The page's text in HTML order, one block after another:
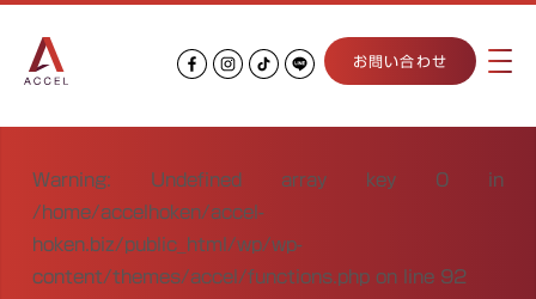
お問い合わせ
Warning: Undefined array key 0 in
/home/accelhoken/accel-
hoken.biz/public_html/wp/wp-
content/themes/accel/functions.php on line 92